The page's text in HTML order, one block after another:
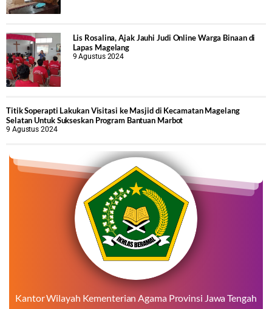
Lis Rosalina, Ajak Jauhi Judi Online Warga Binaan di
Lapas Magelang
9 Agustus 2024
Titik Soperapti Lakukan Visitasi ke Masjid di Kecamatan Magelang
Selatan Untuk Sukseskan Program Bantuan Marbot
9 Agustus 2024
Kantor Wilayah Kementerian Agama Provinsi Jawa Tengah